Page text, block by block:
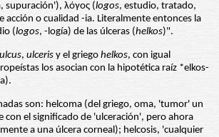
supuración'), λόγος (logos, estudio, tratado,
acción o cualidad -ia. Literalmente entonces la
(logos, -logía) de las úlceras (helkos)".
ulcus, ulceris y el griego helkos, con igual
los asocian con la hipotética raíz *elkos-
son: helcoma (del griego, oma, 'tumor' un
el significado de 'ulceración', pero ahora
a una úlcera corneal); helcosis, 'cualquier